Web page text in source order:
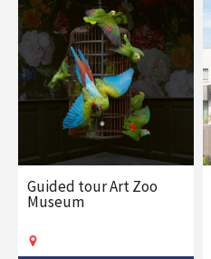
€ 27.50
vanaf 20
aug.
Op locatie
Guided tour Art Zoo
Museum